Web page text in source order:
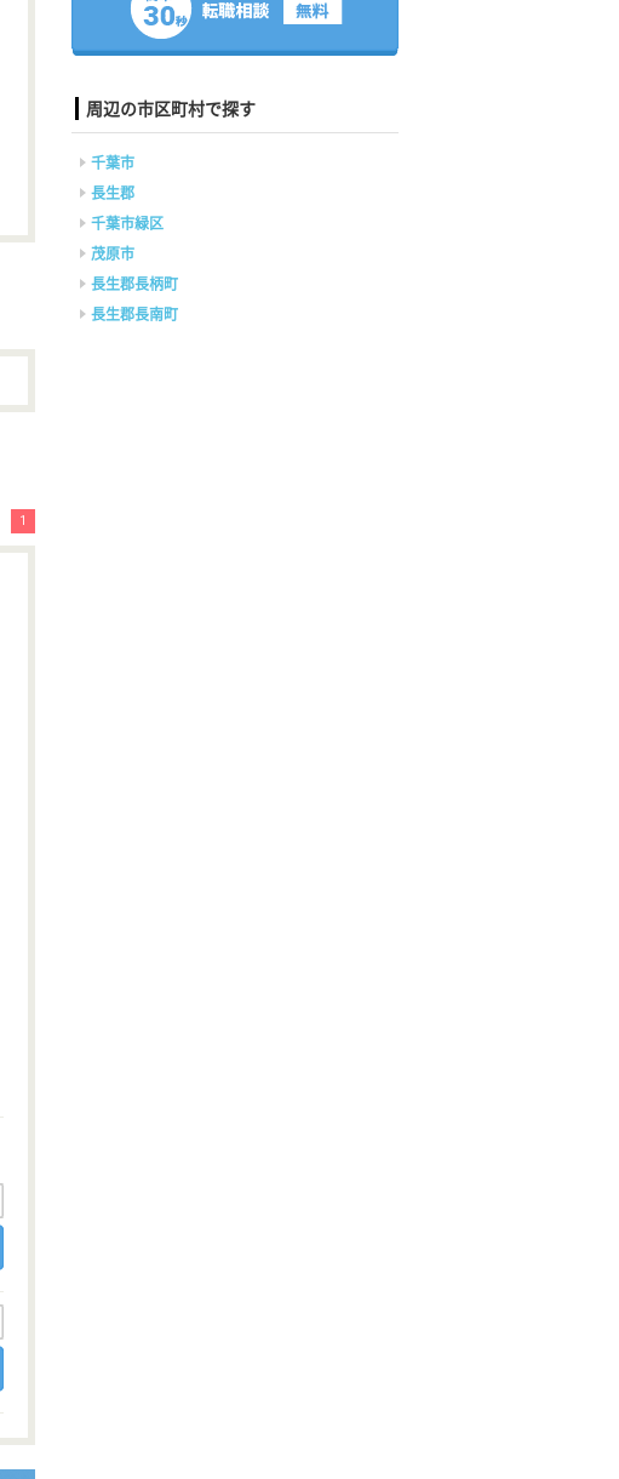
1
周辺の市区町村で探す
千葉市
長生郡
千葉市緑区
茂原市
長生郡長柄町
長生郡長南町